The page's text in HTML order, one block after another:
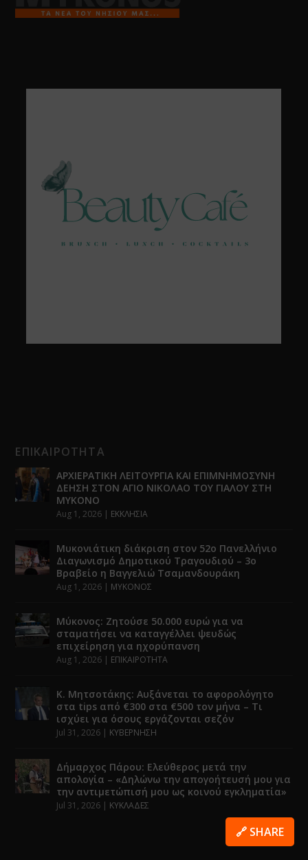
ΕΠΙΚΑΙΡΟΤΗΤΑ
ΑΡΧΙΕΡΑΤΙΚΗ ΛΕΙΤΟΥΡΓΙΑ ΚΑΙ ΕΠΙΜΝΗΜΟΣΥΝΗ
ΔΕΗΣΗ ΣΤΟΝ ΑΓΙΟ ΝΙΚΟΛΑΟ ΤΟΥ ΓΙΑΛΟΥ ΣΤΗ
ΜΥΚΟΝΟ
Aug 1, 2026 | ΕΚΚΛΗΣΙΑ
Μυκονιάτικη διάκριση στον 52ο Πανελλήνιο
Διαγωνισμό Δημοτικού Τραγουδιού – 3ο
Βραβείο η Βαγγελιώ Τσαμανδουράκη
Aug 1, 2026 | ΜΥΚΟΝΟΣ
Μύκονος: Ζητούσε 50.000 ευρώ για να
σταματήσει να καταγγέλλει ψευδώς
επιχείρηση για ηχορύπανση
Aug 1, 2026 | ΕΠΙΚΑΙΡΟΤΗΤΑ
Κ. Μητσοτάκης: Αυξάνεται το αφορολόγητο
στα tips από €300 στα €500 τον μήνα – Τι
ισχύει για όσους εργάζονται σεζόν
Jul 31, 2026 | ΚΥΒΕΡΝΗΣΗ
Δήμαρχος Πάρου: Ελεύθερος μετά την
απολογία – «Δηλώνω την απογοήτευσή μου για
την αντιμετώπισή μου ως κοινού εγκληματία»
Jul 31, 2026 | ΚΥΚΛΑΔΕΣ
🔗 SHARE